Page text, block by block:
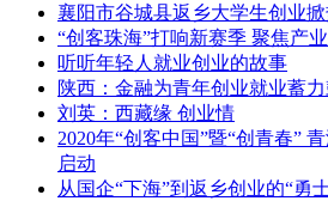
襄阳市谷城县返乡大学生创业掀
“创客珠海”打响新赛季 聚焦产
听听年轻人就业创业的故事
陕西：金融为青年创业就业蓄
刘英：西藏缘 创业情
2020年“创客中国”暨“创青春”
启动
从国企“下海”到返乡创业的“勇